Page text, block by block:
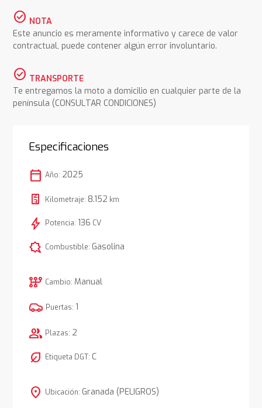
check_circle NOTA
Este anuncio es meramente informativo y carece de valor
contractual, puede contener algún error involuntario.
check_circle TRANSPORTE
Te entregamos la moto a domicilio en cualquier parte de la
península (CONSULTAR CONDICIONES)
Especificaciones
calendar_today Año: 2025
Kilometraje: 8.152 km
bolt Potencia: 136 CV
comic_bubble Combustible: Gasolina
auto_transmission Cambio: Manual
Puertas: 1
group Plazas: 2
nest_eco_leaf Etiqueta DGT: C
location_on Ubicación: Granada (PELIGROS)